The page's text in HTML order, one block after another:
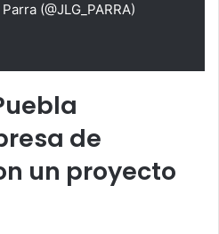
(@JLG_PARRA)
de
un proyecto